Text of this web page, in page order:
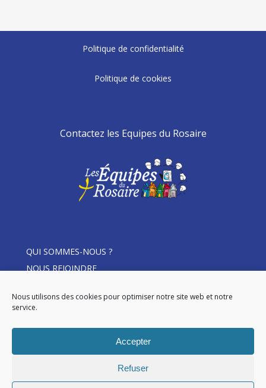
Nous utilisons des cookies pour optimiser notre site web et notre
service.
Accepter
Refuser
Politique de confidentialité
Politique de cookies
Contactez les Equipes du Rosaire
QUI SOMMES-NOUS ?
NOUS REJOINDRE
ACTUALITÉS